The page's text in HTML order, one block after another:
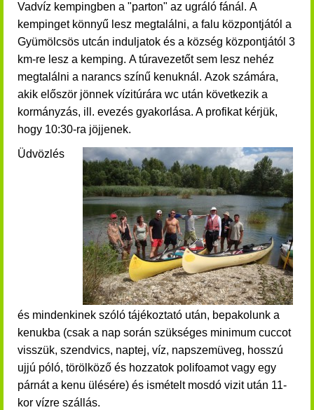
Vadvíz kempingben a "parton" az ugráló fánál. A
kempinget könnyű lesz megtalálni, a falu központjától a
Gyümölcsös utcán induljatok és a község központjától 3
km-re lesz a kemping. A túravezetőt sem lesz nehéz
megtalálni a narancs színű kenuknál. Azok számára,
akik először jönnek vízitúrára wc után következik a
kormányzás, ill. evezés gyakorlása. A profikat kérjük,
hogy 10:30-ra jöjjenek.
Üdvözlés
és mindenkinek szóló tájékoztató után, bepakolunk a
kenukba (csak a nap során szükséges minimum cuccot
visszük, szendvics, naptej, víz, napszemüveg, hosszú
ujjú póló, törölköző és hozzatok polifoamot vagy egy
párnát a kenu ülésére) és ismételt mosdó vizit után 11-
kor vízre szállás.